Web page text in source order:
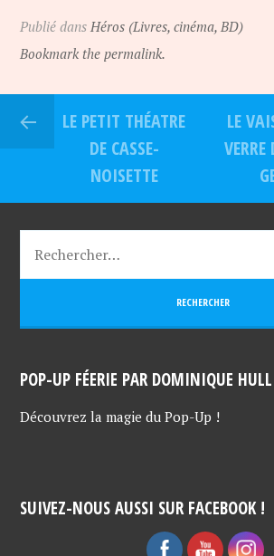
Publié dansHéros (Livres, cinéma, BD)
Bookmark the permalink.
LE PETIT THÉATRE
DE CASSE-
NOISETTE
LE
POP-UP FÉERIE PAR DOMINIQUE
Découvrez la magie du Pop-Up !
SUIVEZ-NOUS AUSSI SUR FACEBOOK !